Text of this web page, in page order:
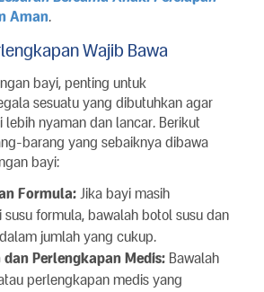
Aman.
Wajib Bawa
bayi, penting untuk
sesuatu yang dibutuhkan agar
lebih nyaman dan lancar. Berikut
barang yang sebaiknya dibawa
bayi:
Formula: Jika bayi masih
susu formula, bawalah botol susu dan
jumlah yang cukup.
Perlengkapan Medis: Bawalah
perlengkapan medis yang